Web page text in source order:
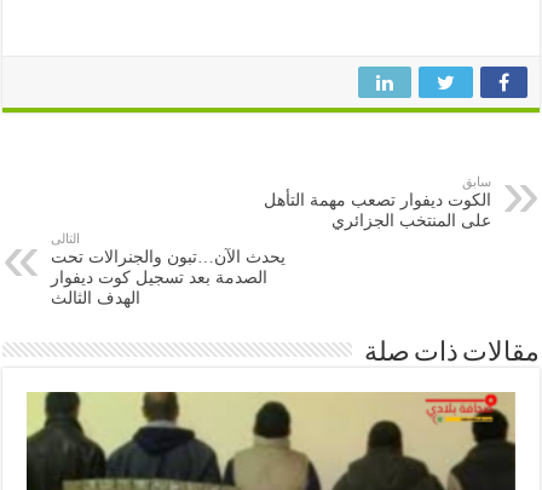
الكوت ديفوار تصعب مهمة التأهل
على المنتخب الجزائري
يحدث الآن…تبون والجنرالات تحت
الصدمة بعد تسجيل كوت ديفوار
الهدف الثالث
ذات صلة